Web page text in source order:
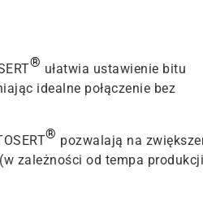
® ułatwia ustawienie bitu
idealne połączenie bez
® pozwalają na
zależności od tempa